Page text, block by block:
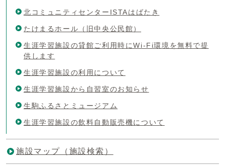
北コミュニティセンターISTAはばたき
たけまるホール（旧中央公民館）
生涯学習施設の貸館ご利用時にWi-Fi環境を無料で提
供します
生涯学習施設の利用について
生涯学習施設から自習室のお知らせ
生駒ふるさとミュージアム
生涯学習施設の飲料自動販売機について
施設マップ（施設検索）